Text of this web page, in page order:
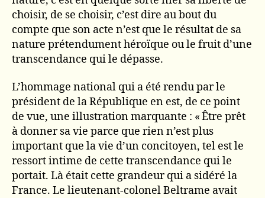
choisir, de se choisir, c’est dire au bout du
compte que son acte n’est que le résultat de sa
nature prétendument héroïque ou le fruit d’une
transcendance qui le dépasse.
L’hommage national qui a été rendu par le
président de la République en est, de ce point
de vue, une illustration marquante : « Être prêt
à donner sa vie parce que rien n’est plus
important que la vie d’un concitoyen, tel est le
ressort intime de cette transcendance qui le
portait. Là était cette grandeur qui a sidéré la
France. Le lieutenant-colonel Beltrame avait